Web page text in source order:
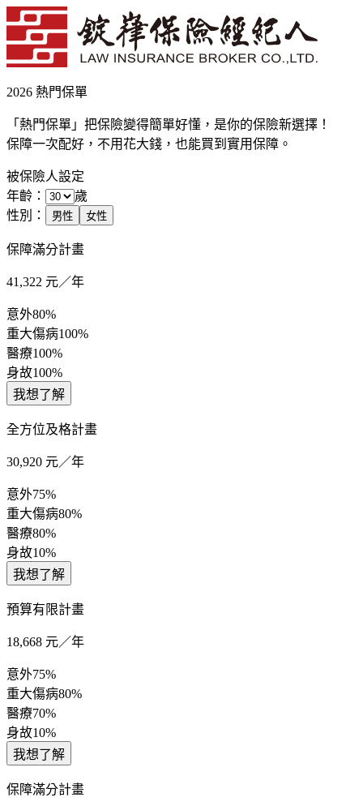
2026 熱門保單
「熱門保單」把保險變得簡單好懂，是你的保險新選擇！
保障一次配好，不用花大錢，也能買到實用保障。
被保險人設定
年齡：
歲
性別：
男性 女性
保障滿分計畫
41,322 元／年
意外80%
重大傷病100%
醫療100%
身故100%
我想了解
全方位及格計畫
30,920 元／年
意外75%
重大傷病80%
醫療80%
身故10%
我想了解
預算有限計畫
18,668 元／年
意外75%
重大傷病80%
醫療70%
身故10%
我想了解
保障滿分計畫